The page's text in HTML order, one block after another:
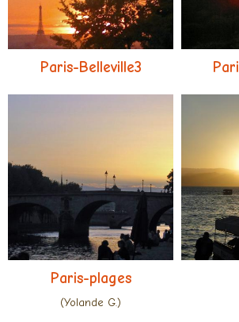
Paris-Belleville3
Paris-plages
(Yolande G.)